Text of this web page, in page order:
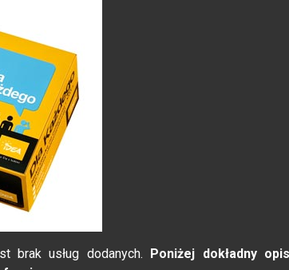
brak usług dodanych. Poniżej dokładny